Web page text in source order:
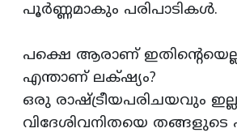
പൂര്‍ണ്ണമാകും പരിപാടികള്‍.
പക്ഷെ ആരാണ്‌
എന്താണ്‌ ലക്‌ഷ്യം?
ഒരു രാഷ്ട്രീയപരിചയവും
വിദേശിവനിതയെ തങ്ങളുടെ